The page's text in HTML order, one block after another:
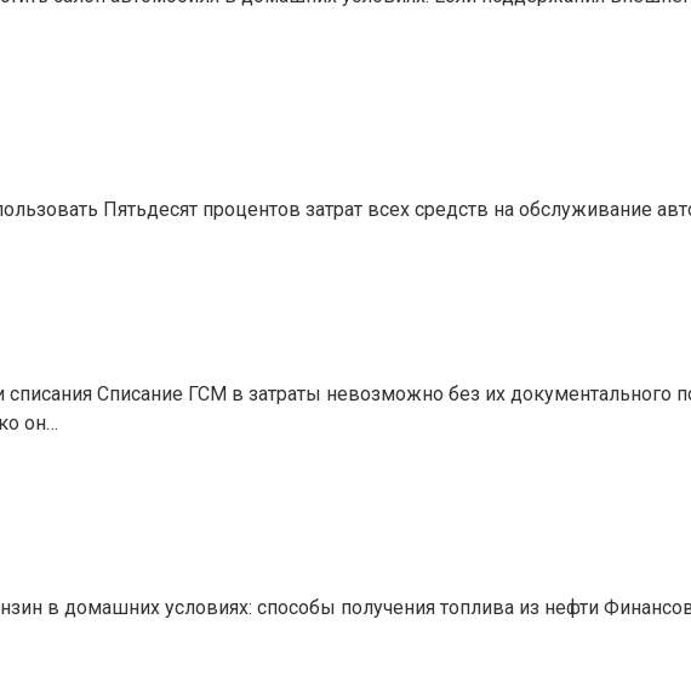
Пятьдесят процентов затрат всех средств на обслуживание
списания Списание ГСМ в затраты невозможно без их
он…
в домашних условиях: способы получения топлива из нефти